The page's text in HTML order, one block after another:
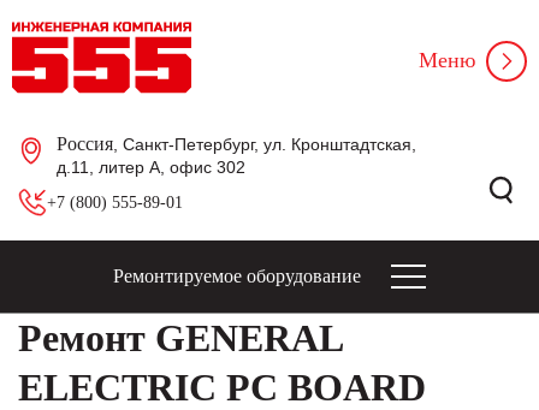
Россия , Санкт-Петербург, ул. Кронштадтская,
д.11, литер А, офис 302
+7 (800) 555-89-01
Меню
Ремонтируемое оборудование
Ремонт GENERAL
ELECTRIC PC BOARD